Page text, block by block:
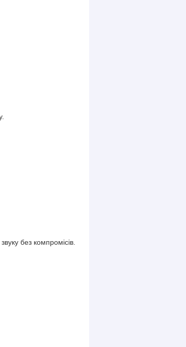
без компромісів.